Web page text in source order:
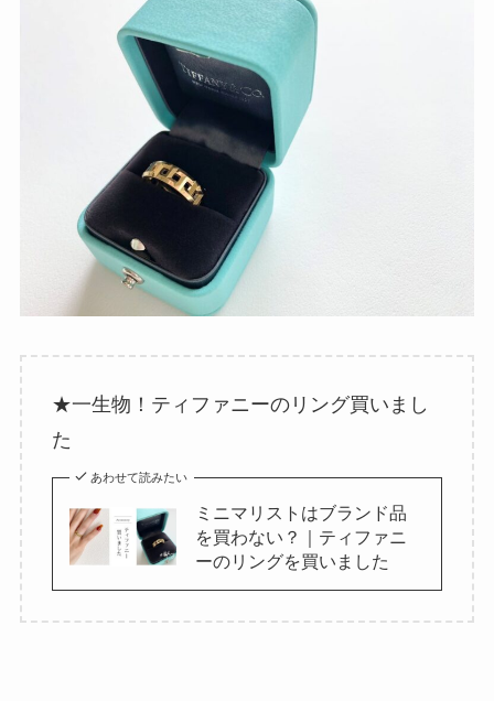
★一生物！ティファニーのリング買いまし
た
あわせて読みたい
ミニマリストはブランド品
を買わない？｜ティファニ
ーのリングを買いました